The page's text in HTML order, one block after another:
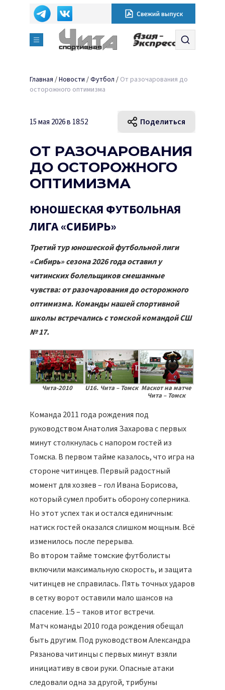
Главная /Новости /Футбол / От разочарования до
осторожного оптимизма
15 мая 2026 в 18:52 Поделиться
ОТ РАЗОЧАРОВАНИЯ
ДО ОСТОРОЖНОГО
ОПТИМИЗМА
ЮНОШЕСКАЯ ФУТБОЛЬНАЯ
ЛИГА «СИБИРЬ»
Третий тур юношеской футбольной лиги
«Сибирь» сезона 2026 года оставил у
читинских болельщиков смешанные
чувства: от разочарования до осторожного
оптимизма. Команды нашей спортивной
школы встречались с томской командой СШ
№ 17.
Чита-2010 U16. Чита – Томск Маскот на матче
Чита – Томск
Команда 2011 года рождения под
руководством Анатолия Захарова с первых
минут столкнулась с напором гостей из
Томска. В первом тайме казалось, что игра на
стороне читинцев. Первый радостный
момент для хозяев – гол Ивана Борисова,
который сумел пробить оборону соперника.
Но этот успех так и остался единичным:
натиск гостей оказался слишком мощным. Всё
изменилось после перерыва.
Во втором тайме томские футболисты
включили максимальную скорость, и защита
читинцев не справилась. Пять точных ударов
в сетку ворот оставили мало шансов на
спасение. 1:5 – таков итог встречи.
Матч команды 2010 года рождения обещал
быть другим. Под руководством Александра
Рязанова читинцы с первых минут взяли
инициативу в свои руки. Опасные атаки
следовали одна за другой, трибуны